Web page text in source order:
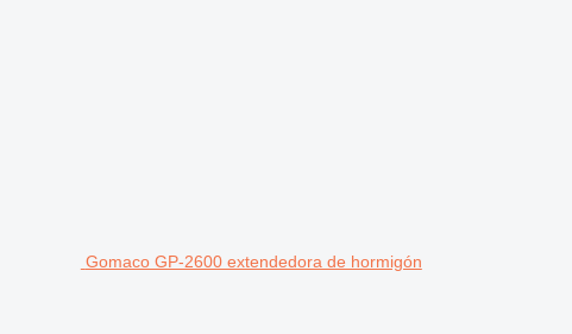
Gomaco GP-2600 extendedora de hormigón